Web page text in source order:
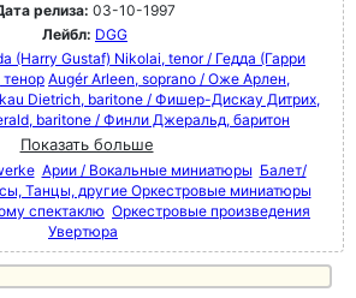
релиза: 03-10-1997
Лейбл: DGG
(Harry Gustaf) Nikolai, tenor / Гедда (Гарри
тенор Augér Arleen, soprano / Оже Арлен,
Dietrich, baritone / Фишер-Дискау Дитрих,
baritone / Финли Джеральд, баритон
Показать больше
Арии / Вокальные миниатюры Балет/
Танцы, другие Оркестровые миниатюры
спектаклю Оркестровые произведения
Увертюра